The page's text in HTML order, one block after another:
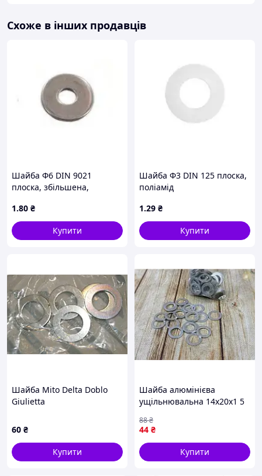
Схоже в інших продавців
Шайба Ф6 DIN 9021
плоска, збільшена,
1.80 ₴
Купити
Шайба Ф3 DIN 125 плоска,
поліамід
1.29 ₴
Купити
Шайба Mito Delta Doblo
Giulietta
60 ₴
Купити
Шайба алюмінієва
ущільнювальна 14х20х1 5
з'єднань у техніці
44 ₴
88₴
Купити